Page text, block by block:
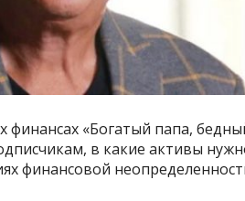
финансах «Богатый папа,
в какие активы
финансовой